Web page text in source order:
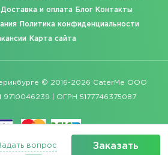
Заказать
вопрос
Доставка и оплата Блог Контакты
Политика конфиденциальности
Карта сайта
© 2016-2026 CaterMe ООО
| ОГРН 5177746375087